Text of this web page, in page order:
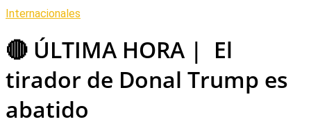
Internacionales
🔴 ÚLTIMA HORA | El
tirador de Donal Trump es
abatido